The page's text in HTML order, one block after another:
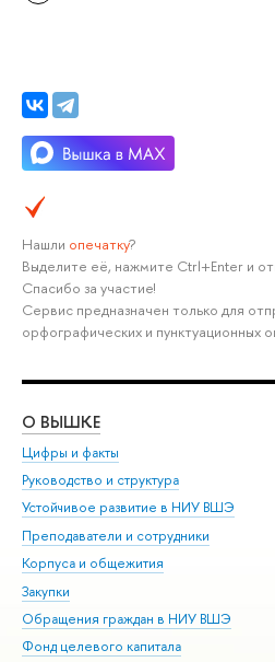
Нашли опечатку?
Выделите её, нажмите Ctrl+Enter и
Спасибо за участие!
Сервис предназначен только для
орфографических и пунктуационных
О ВЫШКЕ
Цифры и факты
Руководство и структура
Устойчивое развитие в НИУ ВШЭ
Преподаватели и сотрудники
Корпуса и общежития
Закупки
Обращения граждан в НИУ ВШЭ
Фонд целевого капитала